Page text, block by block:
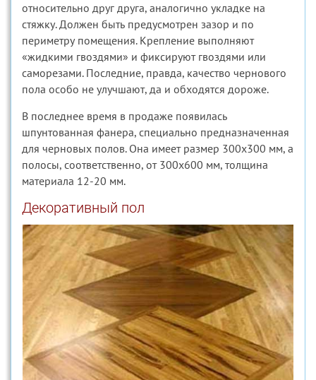
относительно друг друга, аналогично укладке на
стяжку. Должен быть предусмотрен зазор и по
периметру помещения. Крепление выполняют
«жидкими гвоздями» и фиксируют гвоздями или
саморезами. Последние, правда, качество чернового
пола особо не улучшают, да и обходятся дороже.
В последнее время в продаже появилась
шпунтованная фанера, специально предназначенная
для черновых полов. Она имеет размер 300х300 мм, а
полосы, соответственно, от 300х600 мм, толщина
материала 12-20 мм.
Декоративный пол